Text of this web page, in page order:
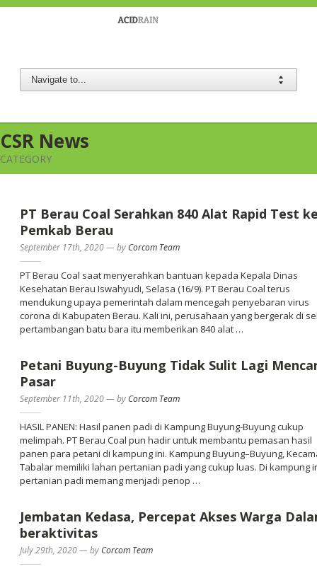
CSR News
CATEGORY
PT Berau Coal Serahkan 840 Alat Rapid Test
Pemkab Berau
September 17th, 2020— by Corcom Team
PT Berau Coal saat menyerahkan bantuan kepada Kepala Dinas
Kesehatan Berau Iswahyudi, Selasa (16/9). PT Berau Coal terus
mendukung upaya pemerintah dalam mencegah penyebaran virus
corona di Kabupaten Berau. Kali ini, perusahaan yang bergerak di
pertambangan batu bara itu memberikan 840 alat …
Petani Buyung-Buyung Tidak Sulit Lagi
Pasar
September 11th, 2020— by Corcom Team
HASIL PANEN: Hasil panen padi di Kampung Buyung-Buyung cukup
melimpah. PT Berau Coal pun hadir untuk membantu pemasan hasil
panen para petani di kampung ini. Kampung Buyung–Buyung,
Tabalar memiliki lahan pertanian padi yang cukup luas. Di kampung
pertanian padi memang menjadi penop …
Jembatan Kedasa, Percepat Akses Warga
beraktivitas
July 29th, 2020— by Corcom Team